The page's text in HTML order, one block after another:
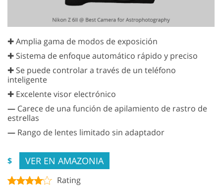
✚ Amplia gama de modos de exposición
✚ Sistema de enfoque automático rápido y preciso
✚ Se puede controlar a través de un teléfono
inteligente
✚ Excelente visor electrónico
— Carece de una función de apilamiento de rastro de
estrellas
— Rango de lentes limitado sin adaptador
$ VER EN AMAZONIA
Rating